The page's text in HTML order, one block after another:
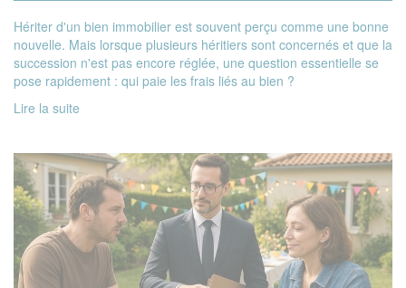
Hériter d'un bien immobilier est souvent perçu comme une bonne
nouvelle. Mais lorsque plusieurs héritiers sont concernés et que la
succession n'est pas encore réglée, une question essentielle se
pose rapidement : qui paie les frais liés au bien ?
Lire la suite